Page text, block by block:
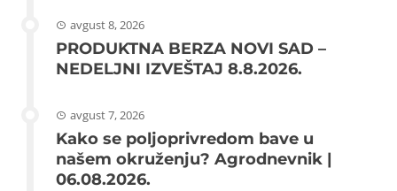
avgust 8, 2026
PRODUKTNA BERZA NOVI SAD –
NEDELJNI IZVEŠTAJ 8.8.2026.
avgust 7, 2026
Kako se poljoprivredom bave u
našem okruženju? Agrodnevnik |
06.08.2026.